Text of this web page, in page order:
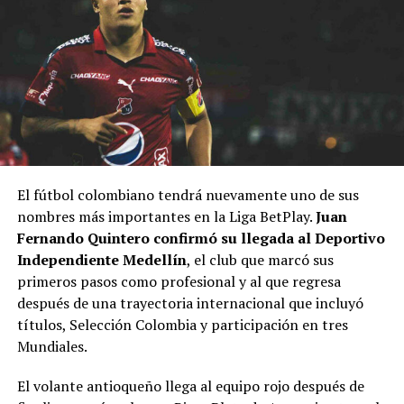
Unidos. Especializado en fútbol colombiano, transmisiones en
vivo y cobertura de ligas nacionales e internacionales. Con
experiencia en radio online y medios digitales, se ha
consolidado como comentarista deportivo, destacándose por
el análisis de partidos, manejo de datos del fútbol, entrevistas
y elaboración de perfiles de jugadores y equipos. Diego
Jiménez periodista es creador de contenido enfocado en
ayudar a los aficionados a escuchar fútbol colombiano en vivo
a través de plataformas digitales.
El fútbol colombiano tendrá nuevamente uno de sus
nombres más importantes en la Liga BetPlay.Juan
Fernando Quintero confirmó su llegada al Deportivo
Independiente Medellín, el club que marcó sus
primeros pasos como profesional y al que regresa
después de una trayectoria internacional que incluyó
títulos, Selección Colombia y participación en tres
Mundiales.
El volante antioqueño llega al equipo rojo después de